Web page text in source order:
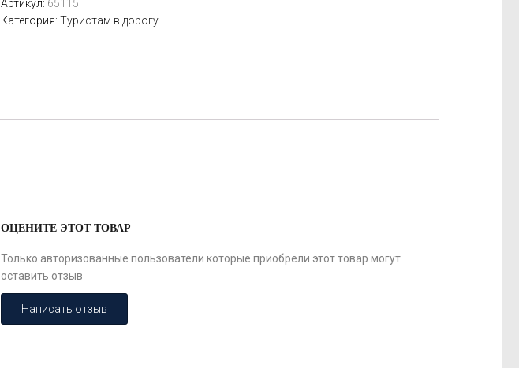
Артикул: 65115
Категория: Туристам в дорогу
ОЦЕНИТЕ ЭТОТ ТОВАР
Только авторизованные пользователи которые приобрели этот товар могут
оставить отзыв
Написать отзыв